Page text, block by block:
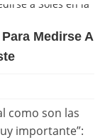
Medirse A
como son las
importante”: